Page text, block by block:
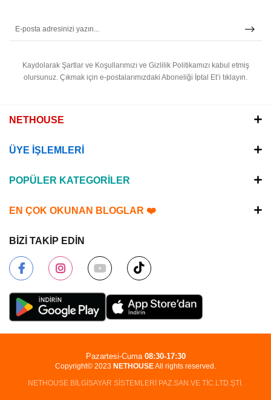
Kaydolarak Şartlar ve Koşullarımızı ve Gizlilik Politikamızı kabul etmiş
olursunuz. Çıkmak için e-postalarımızdaki Aboneliği İptal Et’i tıklayın.
NETHOUSE
ÜYE İŞLEMLERİ
POPÜLER KATEGORİLER
EN ÇOK OKUNAN BLOGLAR ❤️
BİZİ TAKİP EDİN
Copyright© 2023 NETHOUSEAll rights reserved.
NETHOUSE BİLGİSAYAR SİSTEMLERİ PAZ.SAN.VE TİC.LTD.ŞTİ.
Pazartesi-Cuma 08:30-17:30